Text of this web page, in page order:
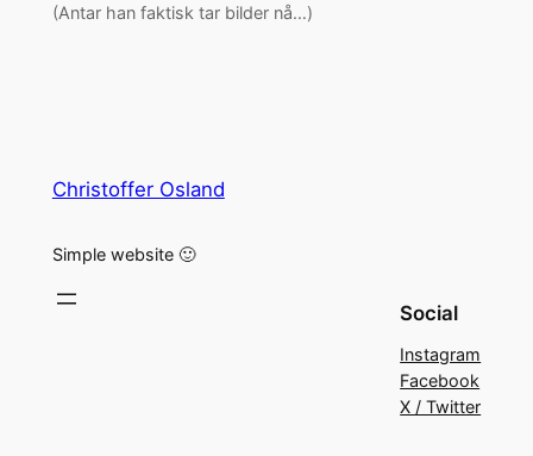
(Antar han faktisk tar bilder nå…)
Christoffer Osland
Simple website 🙂
Social
Instagram
Facebook
X / Twitter